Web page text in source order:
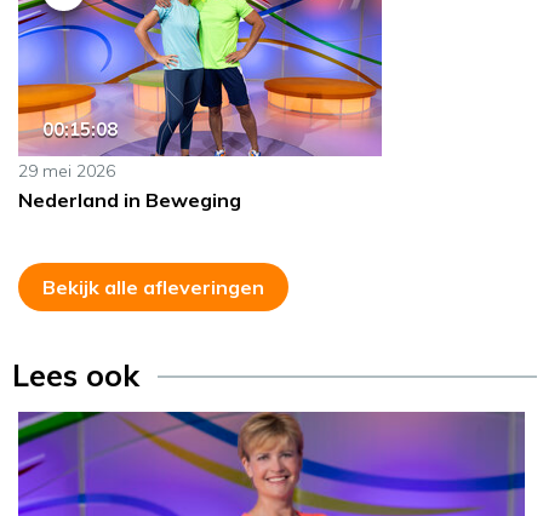
00:15:08
29 mei 2026
Nederland in Beweging
Bekijk alle afleveringen
Lees ook